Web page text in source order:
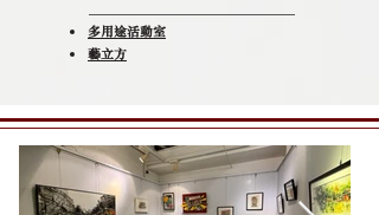
多用途活動室
​藝立方​